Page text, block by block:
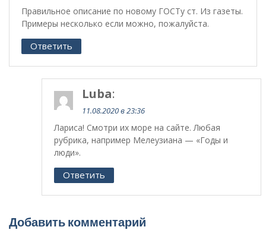
Правильное описание по новому ГОСТу ст. Из газеты.
Примеры несколько если можно, пожалуйста.
Ответить
Luba:
11.08.2020 в 23:36
Лариса! Смотри их море на сайте. Любая
рубрика, например Мелеузиана — «Годы и
люди».
Ответить
Добавить комментарий